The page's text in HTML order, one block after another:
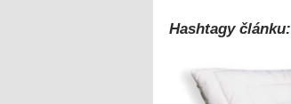
Hashtagy článku: